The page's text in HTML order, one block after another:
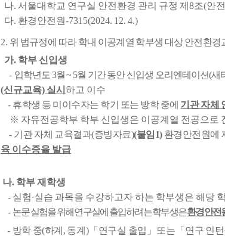
나. 서울대학교 연구실 안전환경 관리 규정 제8조(안
다. 환경안전원-7315(2024. 12. 4.)
2. 위 법규정에 따라 학내 이공계열 학부생 대상 안전환
가. 학부 신입생
- 입학년도 3월 ~ 5월 기간 동안 신입생 오리엔테이션(새
(신규교육) 실시 하고 이수
- 휴학생 등 미이수자는 학기 또는 방학 중에 기관 자체
※ 자유전공학부 학부 신입생은 이공계열 전공으로
- 기관 자체 교육결과(증빙자료)(붙임1)환경안전원에
육 이수증을 발급
나. 학부 재학생
- 실험 ·실습 과목을 수강하고자 하는 학부생은 해당 학
- 논문 실험을 위해 연구실에 출입하려는 학부생은환경안전
- 방학 중(하계, 동계)「연구실 출입」또는「연구 인